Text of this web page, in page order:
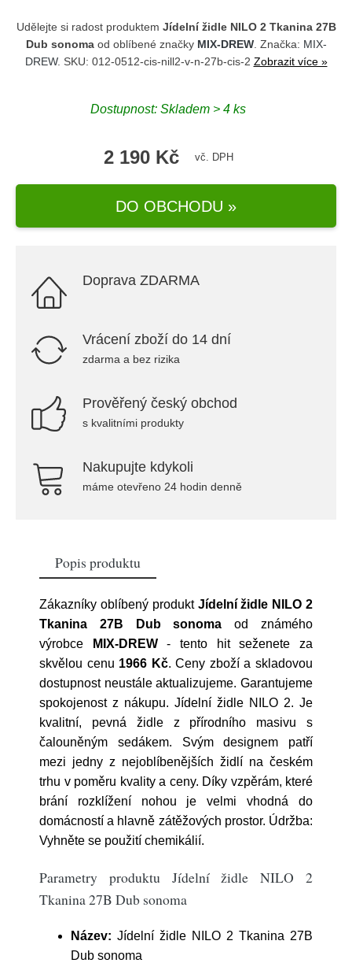
Udělejte si radost produktem Jídelní židle NILO 2 Tkanina 27B
Dub sonomaod oblíbené značky MIX-DREW. Značka: MIX-
DREW. SKU: 012-0512-cis-nill2-v-n-27b-cis-2 Zobrazit více »
Dostupnost: Skladem > 4 ks
2 190 Kč vč. DPH
DO OBCHODU »
Doprava ZDARMA
Vrácení zboží do 14 dní
zdarma a bez rizika
Prověřený český obchod
s kvalitními produkty
Nakupujte kdykoli
máme otevřeno 24 hodin denně
Popis produktu
Zákazníky oblíbený produkt Jídelní židle NILO 2
Tkanina 27B Dub sonoma od známého
výrobce
MIX-DREW- tento hit seženete za
skvělou cenu 1966 Kč. Ceny zboží a skladovou
dostupnost neustále aktualizujeme. Garantujeme
spokojenost z nákupu. Jídelní židle NILO 2. Je
kvalitní, pevná židle z přírodního masivu s
čalouněným sedákem. Svým designem patří
mezi jedny z nejoblíbenějších židlí na českém
trhu v poměru kvality a ceny. Díky vzpěrám, které
brání rozklížení nohou je velmi vhodná do
domácností a hlavně zátěžových prostor. Údržba:
Vyhněte se použití chemikálií.
Parametry produktu Jídelní židle NILO 2
Tkanina 27B Dub sonoma
Název: Jídelní židle NILO 2 Tkanina 27B
Dub sonoma